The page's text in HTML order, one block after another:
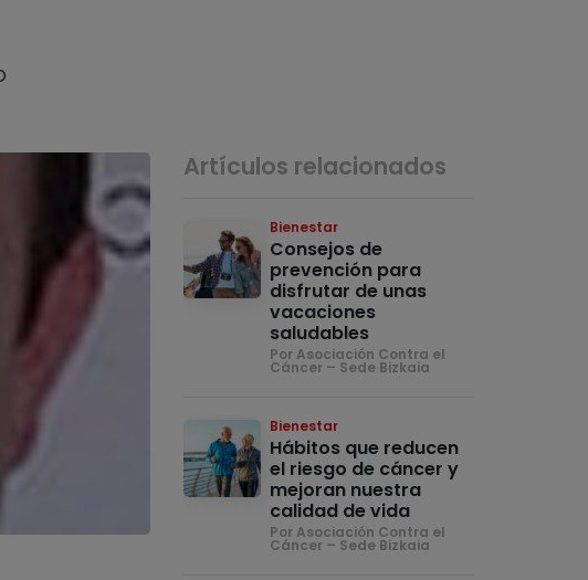
Artículos relacionados
Bienestar
Consejos de
prevención para
disfrutar de unas
vacaciones
saludables
Por Asociación Contra el
Cáncer – Sede Bizkaia
Bienestar
Hábitos que reducen
el riesgo de cáncer y
mejoran nuestra
calidad de vida
Por Asociación Contra el
Cáncer – Sede Bizkaia